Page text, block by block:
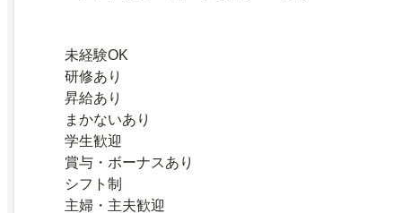
未経験OK
研修あり
昇給あり
まかないあり
学生歓迎
賞与・ボーナスあり
シフト制
主婦・主夫歓迎